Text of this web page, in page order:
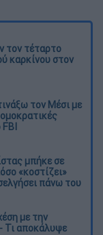
τον τέταρτο
καρκίνου στον
τον Μέσι με
FBI
μπήκε σε
«κοστίζει»
πάνω του
με την
Τι αποκάλυψε